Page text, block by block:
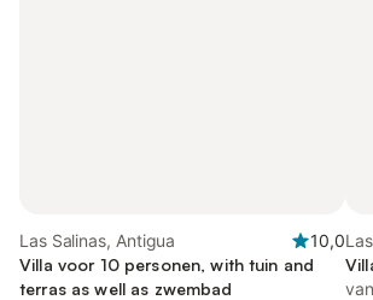
Las Salinas, Antigua
10,0
Villa voor 10 personen, with tuin and
terras as well as zwembad